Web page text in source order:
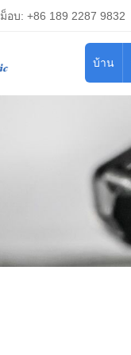
ม็อบ: +86 189 2287 9832
บ้าน